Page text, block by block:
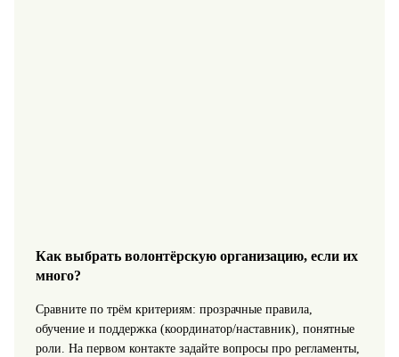
Как выбрать волонтёрскую организацию, если их
много?
Сравните по трём критериям: прозрачные правила,
обучение и поддержка (координатор/наставник), понятные
роли. На первом контакте задайте вопросы про регламенты,